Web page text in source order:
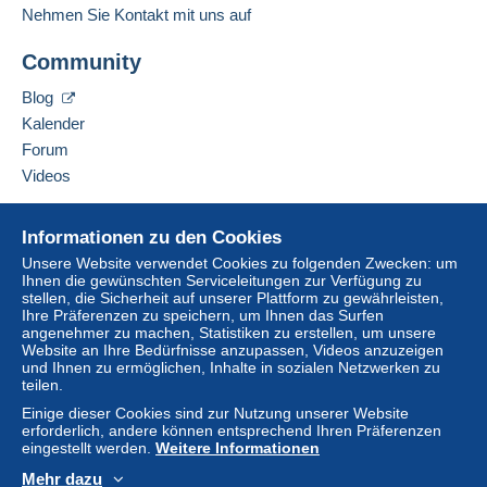
Scheck oder Banküberweisung direkt auf ein
Der Käufer nutzt die von Delcampe auf der Seite
"Meine Käufe: Zu zahlen
Zahlungsmethoden.
Eine Zahlung, die nicht über
integrierte Zahlungssystem erfolgt
Käufers nach sich ziehen.
Sollten die Verkaufsbedingungen des Verkäufers
Klauseln enthalten, die sich auf die Zahlung
beziehen, sind diese Klauseln als nichtig zu
betrachten. Es gelten ausschließlich die
Zahlungsbedingungen der Delcampe-Website, wie
Käufe müssen, nachdem der Verkäufer die
Endabrechnung geschickt hat, innerhalb von
Tagen
Verkäufer kontaktieren
hinzufügen
Informationen zu den Cookies
Unsere Website verwendet Cookies zu folgenden Zwecken: um
Ihnen die gewünschten Serviceleitungen zur Verfügung zu
stellen, die Sicherheit auf unserer Plattform zu gewährleisten,
Ihre Präferenzen zu speichern, um Ihnen das Surfen
angenehmer zu machen, Statistiken zu erstellen, um unsere
Website an Ihre Bedürfnisse anzupassen, Videos anzuzeigen
und Ihnen zu ermöglichen, Inhalte in sozialen Netzwerken zu
teilen.
Einige dieser Cookies sind zur Nutzung unserer Website
erforderlich, andere können entsprechend Ihren Präferenzen
eingestellt werden. Weitere Informationen
Mehr dazu
Nehmen Sie Kontakt mit uns auf
Community
Blog
Kalender
Forum
Videos
Online-Hilfe
Auf Delcampe kaufen
Auf Delcampe verkaufen
Eine sichere Website